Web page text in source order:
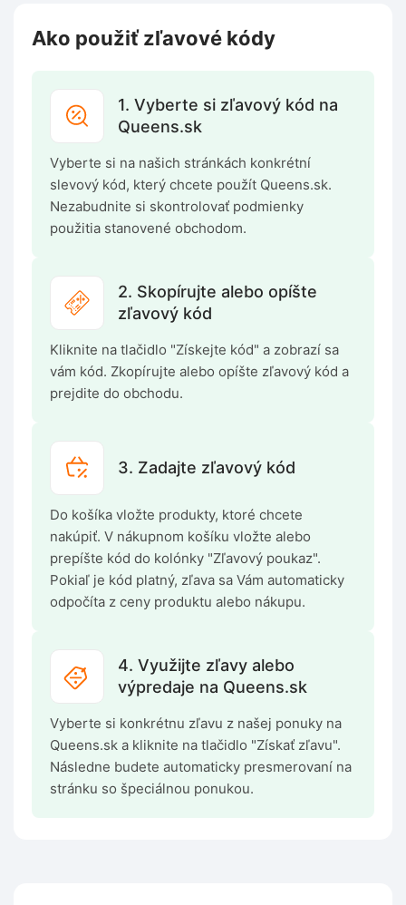
Ako použiť zľavové kódy
1. Vyberte si zľavový kód na
Queens.sk
Vyberte si na našich stránkách konkrétní
slevový kód, který chcete použít Queens.sk.
Nezabudnite si skontrolovať podmienky
použitia stanovené obchodom.
2. Skopírujte alebo opíšte
zľavový kód
Kliknite na tlačidlo "Získejte kód" a zobrazí sa
vám kód. Zkopírujte alebo opíšte zľavový kód a
prejdite do obchodu.
3. Zadajte zľavový kód
Do košíka vložte produkty, ktoré chcete
nakúpiť. V nákupnom košíku vložte alebo
prepíšte kód do kolónky "Zľavový poukaz".
Pokiaľ je kód platný, zľava sa Vám automaticky
odpočíta z ceny produktu alebo nákupu.
4. Využijte zľavy alebo
výpredaje na Queens.sk
Vyberte si konkrétnu zľavu z našej ponuky na
Queens.sk a kliknite na tlačidlo "Získať zľavu".
Následne budete automaticky presmerovaní na
stránku so špeciálnou ponukou.